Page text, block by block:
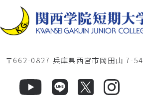
〒662-0827 兵庫県西宮市岡田山 7-54